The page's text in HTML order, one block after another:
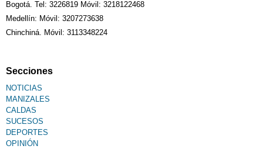
Sudoku
Bogotá. Tel: 3226819 Móvil: 3218122468
Medellín: Móvil: 3207273638
Chinchiná. Móvil: 3113348224
Secciones
NOTICIAS
MANIZALES
CALDAS
SUCESOS
DEPORTES
OPINIÓN